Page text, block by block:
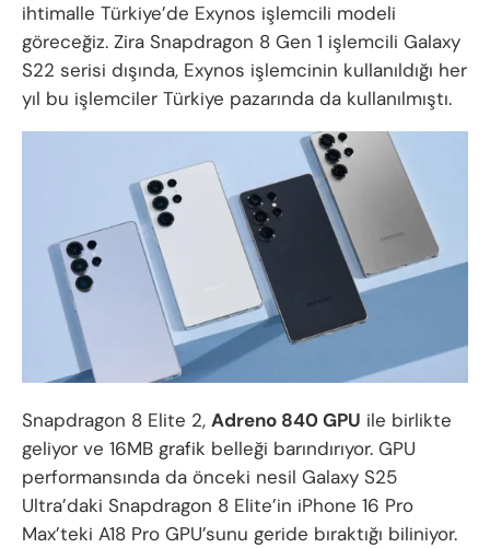
ihtimalle Türkiye’de Exynos işlemcili modeli
göreceğiz. Zira Snapdragon 8 Gen 1 işlemcili Galaxy
S22 serisi dışında, Exynos işlemcinin kullanıldığı her
yıl bu işlemciler Türkiye pazarında da kullanılmıştı.
Snapdragon 8 Elite 2, Adreno 840 GPU ile birlikte
geliyor ve 16MB grafik belleği barındırıyor. GPU
performansında da önceki nesil Galaxy S25
Ultra’daki Snapdragon 8 Elite’in iPhone 16 Pro
Max’teki A18 Pro GPU’sunu geride bıraktığı biliniyor.